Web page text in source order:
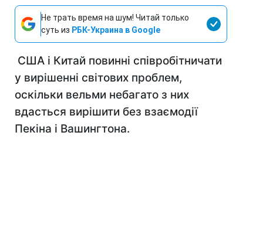
Не трать время на шум! Читай только
суть из РБК-Украина в Google
США і Китай повинні співробітничати
у вирішенні світових проблем,
оскільки вельми небагато з них
вдасться вирішити без взаємодії
Пекіна і Вашингтона.